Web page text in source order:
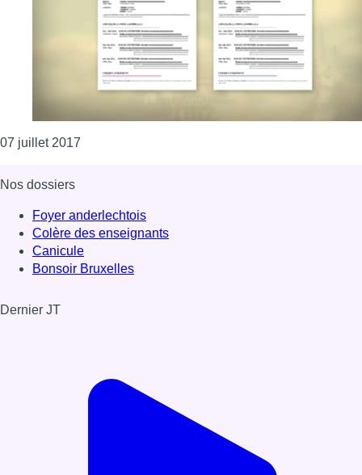
07 juillet 2017
Nos dossiers
Foyer anderlechtois
Colère des enseignants
Canicule
Bonsoir Bruxelles
Dernier JT